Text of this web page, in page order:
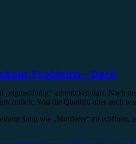
Problems – Dark
schmücken darf. Nach
zurück: Was die Qualität, aber auch
Song wie „Murderer“ zu eröffnen,